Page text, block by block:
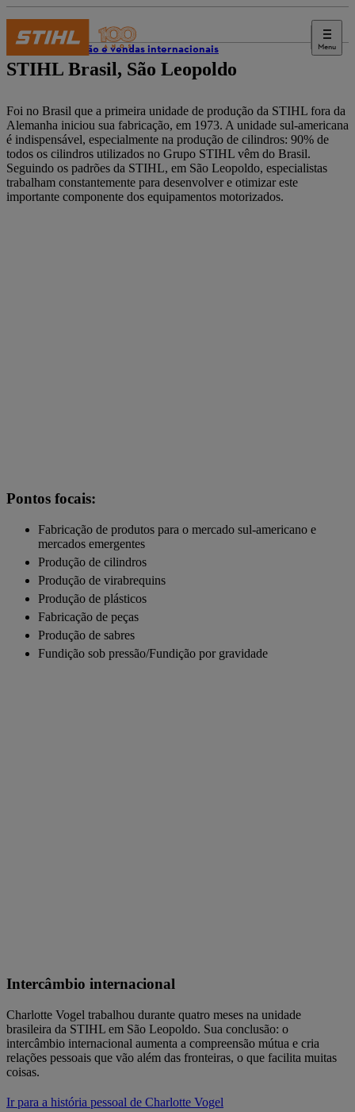
Menu
Produção e vendas internacionais
STIHL Brasil, São Leopoldo
Foi no Brasil que a primeira unidade de produção da STIHL fora da
Alemanha iniciou sua fabricação, em 1973. A unidade sul-americana
é indispensável, especialmente na produção de cilindros: 90% de
todos os cilindros utilizados no Grupo STIHL vêm do Brasil.
Seguindo os padrões da STIHL, em São Leopoldo, especialistas
trabalham constantemente para desenvolver e otimizar este
importante componente dos equipamentos motorizados.
Pontos focais:
Fabricação de produtos para o mercado sul-americano e
mercados emergentes
Produção de cilindros
Produção de virabrequins
Produção de plásticos
Fabricação de peças
Produção de sabres
Fundição sob pressão/Fundição por gravidade
Intercâmbio internacional
Charlotte Vogel trabalhou durante quatro meses na unidade
brasileira da STIHL em São Leopoldo. Sua conclusão: o
intercâmbio internacional aumenta a compreensão mútua e cria
relações pessoais que vão além das fronteiras, o que facilita muitas
coisas.
Ir para a história pessoal de Charlotte Vogel